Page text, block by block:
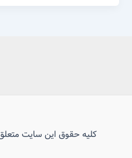
کلیه حقوق این سایت